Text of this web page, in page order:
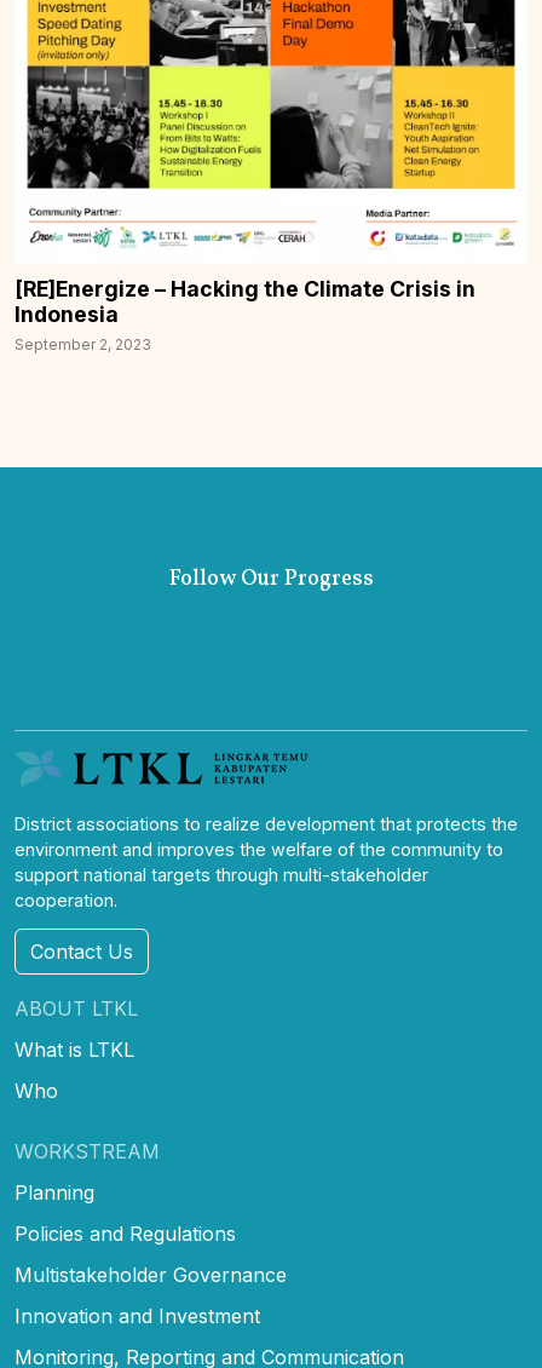
[RE]Energize – Hacking the Climate Crisis in
Indonesia
September 2, 2023
Follow Our Progress
District associations to realize development that protects the
environment and improves the welfare of the community to
support national targets through multi-stakeholder
cooperation.
Contact Us
ABOUT LTKL
What is LTKL
Who
WORKSTREAM
Planning
Policies and Regulations
Multistakeholder Governance
Innovation and Investment
Monitoring, Reporting and Communication